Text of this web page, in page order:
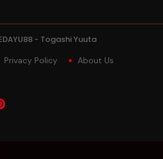
- Togashi Yuuta
Privacy Policy
About Us